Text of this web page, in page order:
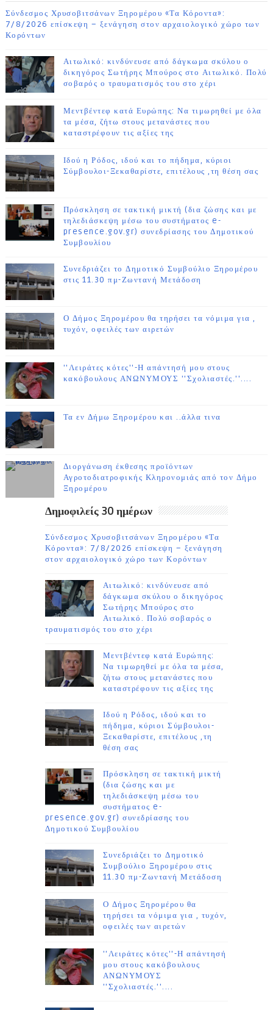
Σύνδεσμος Χρυσοβιτσάνων Ξηρομέρου «Τα Κόροντα»:
7/8/2026 επίσκεψη – ξενάγηση στον αρχαιολογικό χώρο των
Κορόντων
Αιτωλικό: κινδύνευσε από δάγκωμα σκύλου ο
δικηγόρος Σωτήρης Μπούρος στο Αιτωλικό. Πολύ
σοβαρός ο τραυματισμός του στο χέρι
Μεντβέντεφ κατά Ευρώπης: Να τιμωρηθεί με όλα
τα μέσα, ζήτω στους μετανάστες που
καταστρέφουν τις αξίες της
Ιδού η Ρόδος, ιδού και το πήδημα, κύριοι
Σύμβουλοι-Ξεκαθαρίστε, επιτέλους ,τη θέση σας
Πρόσκληση σε τακτική μικτή (δια ζώσης και με
τηλεδιάσκεψη μέσω του συστήματος e-
presence.gov.gr) συνεδρίασης του Δημοτικού
Συμβουλίου
Συνεδριάζει το Δημοτικό Συμβούλιο Ξηρομέρου
στις 11.30 πμ-Ζωντανή Μετάδοση
Ο Δήμος Ξηρομέρου θα τηρήσει τα νόμιμα για ,
τυχόν, οφειλές των αιρετών
''Λειράτες κότες''-Η απάντησή μου στους
κακόβουλους ΑΝΩΝΥΜΟΥΣ ''Σχολιαστές.''....
Τα εν Δήμω Ξηρομέρου και ..άλλα τινα
Διοργάνωση έκθεσης προϊόντων
Αγροτοδιατροφικής Κληρονομιάς από τον Δήμο
Ξηρομέρου
Δημοφιλείς 30 ημέρων
Σύνδεσμος Χρυσοβιτσάνων Ξηρομέρου «Τα
Κόροντα»: 7/8/2026 επίσκεψη – ξενάγηση
στον αρχαιολογικό χώρο των Κορόντων
Αιτωλικό: κινδύνευσε από
δάγκωμα σκύλου ο δικηγόρος
Σωτήρης Μπούρος στο
Αιτωλικό. Πολύ σοβαρός ο
τραυματισμός του στο χέρι
Μεντβέντεφ κατά Ευρώπης:
Να τιμωρηθεί με όλα τα μέσα,
ζήτω στους μετανάστες που
καταστρέφουν τις αξίες της
Ιδού η Ρόδος, ιδού και το
πήδημα, κύριοι Σύμβουλοι-
Ξεκαθαρίστε, επιτέλους ,τη
θέση σας
Πρόσκληση σε τακτική μικτή
(δια ζώσης και με
τηλεδιάσκεψη μέσω του
συστήματος e-
presence.gov.gr) συνεδρίασης του
Δημοτικού Συμβουλίου
Συνεδριάζει το Δημοτικό
Συμβούλιο Ξηρομέρου στις
11.30 πμ-Ζωντανή Μετάδοση
Ο Δήμος Ξηρομέρου θα
τηρήσει τα νόμιμα για , τυχόν,
οφειλές των αιρετών
''Λειράτες κότες''-Η απάντησή
μου στους κακόβουλους
ΑΝΩΝΥΜΟΥΣ
''Σχολιαστές.''....